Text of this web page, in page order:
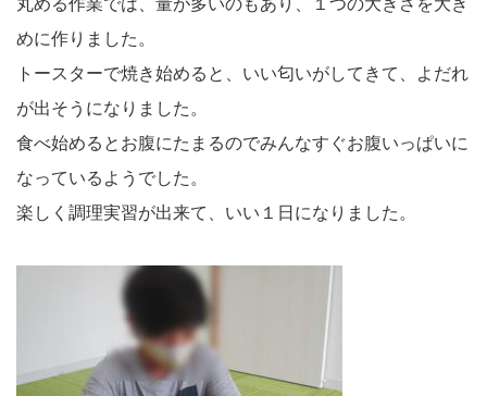
丸める作業では、量が多いのもあり、１つの大きさを大き
めに作りました。
トースターで焼き始めると、いい匂いがしてきて、よだれ
が出そうになりました。
食べ始めるとお腹にたまるのでみんなすぐお腹いっぱいに
なっているようでした。
楽しく調理実習が出来て、いい１日になりました。